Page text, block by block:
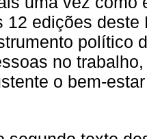
12 edições deste
político
no
o bem-